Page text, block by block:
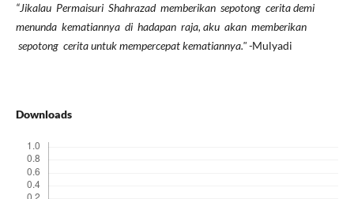
“Jikalau Permaisuri Shahrazad memberikan sepotong cerita demi
menunda kematiannya di hadapan raja, aku akan memberikan
sepotong cerita untuk mempercepat kematiannya." -Mulyadi
Downloads